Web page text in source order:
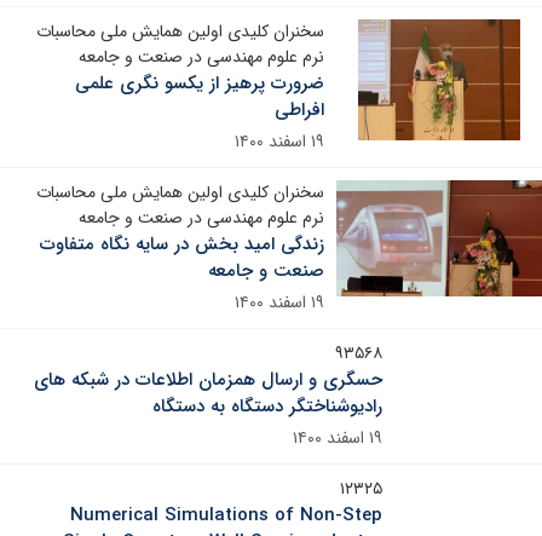
سخنران کلیدی اولین همایش ملی محاسبات
نرم علوم مهندسی در صنعت و جامعه
ضرورت پرهیز از یکسو نگری علمی
افراطی
۱۹ اسفند ۱۴۰۰
سخنران کلیدی اولین همایش ملی محاسبات
نرم علوم مهندسی در صنعت و جامعه
زندگی امید بخش در سایه نگاه متفاوت
صنعت و جامعه
۱۹ اسفند ۱۴۰۰
۹۳۵۶۸
حسگری و ارسال همزمان اطلاعات در شبکه های
رادیوشناختگر دستگاه به دستگاه
۱۹ اسفند ۱۴۰۰
۱۲۳۲۵
Numerical Simulations of Non-Step